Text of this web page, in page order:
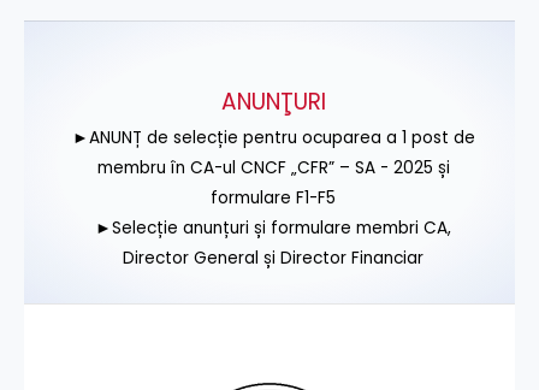
ANUNŢURI
►ANUNȚ de selecție pentru ocuparea a 1 post de
membru în CA-ul CNCF „CFR” – SA - 2025 și
formulare F1-F5
►Selecție anunțuri și formulare membri CA,
Director General și Director Financiar